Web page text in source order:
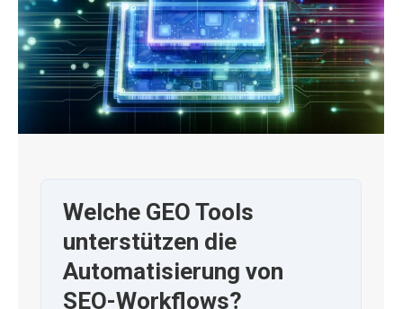
Welche GEO Tools
unterstützen die
Automatisierung von
SEO-Workflows?